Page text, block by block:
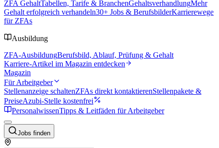
ZFA GehaltTabellen, Tarife & BranchenGehaltsverhandlungMehr
Gehalt erfolgreich verhandeln30+ Jobs & BerufsbilderKarrierewege
für ZFAs
Ausbildung
ZFA-AusbildungBerufsbild, Ablauf, Prüfung & Gehalt
Karriere-Artikel im Magazin entdecken
Magazin
Für Arbeitgeber
Stellenanzeige schaltenZFAs direkt kontaktierenStellenpakete &
PreiseAzubi-Stelle kostenfrei
PersonalwissenTipps & Leitfäden für Arbeitgeber
Jobs finden